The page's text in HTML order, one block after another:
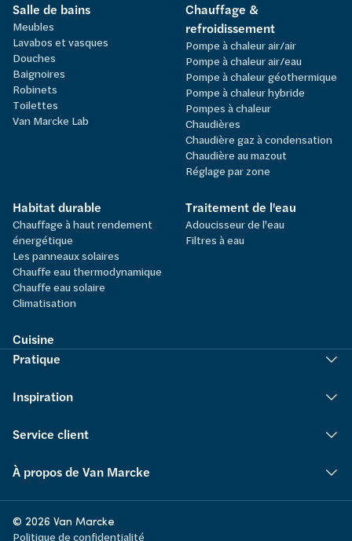
Salle de bains
Meubles
Lavabos et vasques
Douches
Baignoires
Robinets
Toilettes
Van Marcke Lab
Chauffage &
refroidissement
Pompe à chaleur air/air
Pompe à chaleur air/eau
Pompe à chaleur géothermique
Pompe à chaleur hybride
Pompes à chaleur
Chaudières
Chaudière gaz à condensation
Chaudière au mazout
Réglage par zone
Habitat durable
Chauffage à haut rendement
énergétique
Les panneaux solaires
Chauffe eau thermodynamique
Chauffe eau solaire
Climatisation
Traitement de l'eau
Adoucisseur de l'eau
Filtres à eau
Cuisine
Pratique
Inspiration
Service client
À propos de Van Marcke
© 2026 Van Marcke
Politique de confidentialité